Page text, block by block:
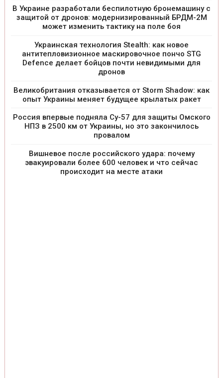
В Украине разработали беспилотную бронемашину с
защитой от дронов: модернизированный БРДМ-2М
может изменить тактику на поле боя
Украинская технология Stealth: как новое
антитепловизионное маскировочное пончо STG
Defence делает бойцов почти невидимыми для
дронов
Великобритания отказывается от Storm Shadow: как
опыт Украины меняет будущее крылатых ракет
Россия впервые подняла Су-57 для защиты Омского
НПЗ в 2500 км от Украины, но это закончилось
провалом
Вишневое после российского удара: почему
эвакуировали более 600 человек и что сейчас
происходит на месте атаки